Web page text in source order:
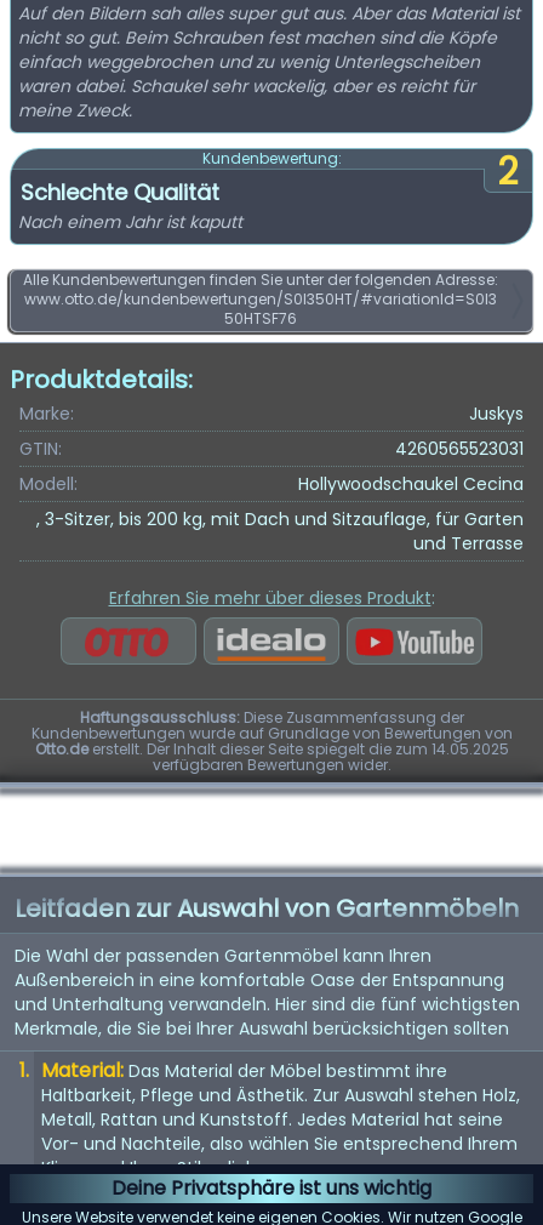
Deine Privatsphäre ist uns wichtig
Unsere Website verwendet keine eigenen Cookies. Wir nutzen Google
Auf den Bildern sah alles super gut aus. Aber das Material ist
nicht so gut. Beim Schrauben fest machen sind die Köpfe
einfach weggebrochen und zu wenig Unterlegscheiben
waren dabei. Schaukel sehr wackelig, aber es reicht für
meine Zweck.
2
Kundenbewertung:
Schlechte Qualität
Nach einem Jahr ist kaputt
Alle Kundenbewertungen finden Sie unter der folgenden Adresse:
www.otto.de/kundenbewertungen/S0I350HT/#variationId=S0I3
50HTSF76
Produktdetails:
Marke:
Juskys
GTIN:
4260565523031
Modell:
Hollywoodschaukel Cecina
, 3-Sitzer, bis 200 kg, mit Dach und Sitzauflage, für Garten
und Terrasse
Erfahren Sie mehr über dieses Produkt:
Haftungsausschluss:Diese Zusammenfassung der
Kundenbewertungen wurde auf Grundlage von Bewertungen von
Otto.deerstellt. Der Inhalt dieser Seite spiegelt die zum 14.05.2025
verfügbaren Bewertungen wider.
Leitfaden zur Auswahl von Gartenmöbeln
Die Wahl der passenden Gartenmöbel kann Ihren
Außenbereich in eine komfortable Oase der Entspannung
und Unterhaltung verwandeln. Hier sind die fünf wichtigsten
Merkmale, die Sie bei Ihrer Auswahl berücksichtigen sollten
Material: Das Material der Möbel bestimmt ihre
Haltbarkeit, Pflege und Ästhetik. Zur Auswahl stehen Holz,
Metall, Rattan und Kunststoff. Jedes Material hat seine
Vor- und Nachteile, also wählen Sie entsprechend Ihrem
Klima und Ihren Stilvorlieben.
Komfort: Komfort ist der Schlüssel, wenn es um